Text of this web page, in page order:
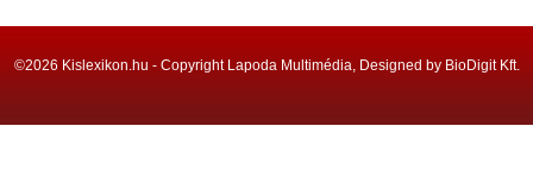
©2026 Kislexikon.hu - Copyright Lapoda Multimédia, Designed by BioDigit Kft.